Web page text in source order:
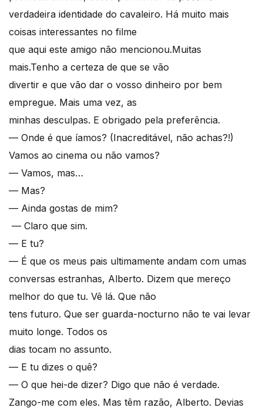
verdadeira identidade do cavaleiro. Há muito mais
coisas interessantes no filme
que aqui este amigo não mencionou.Muitas
mais.Tenho a certeza de que se vão
divertir e que vão dar o vosso dinheiro por bem
empregue. Mais uma vez, as
minhas desculpas. E obrigado pela preferência.
— Onde é que íamos? (Inacreditável, não achas?!)
Vamos ao cinema ou não vamos?
— Vamos, mas…
— Mas?
— Ainda gostas de mim?
— Claro que sim.
— E tu?
— É que os meus pais ultimamente andam com umas
conversas estranhas, Alberto. Dizem que mereço
melhor do que tu. Vê lá. Que não
tens futuro. Que ser guarda-nocturno não te vai levar
muito longe. Todos os
dias tocam no assunto.
— E tu dizes o quê?
— O que hei-de dizer? Digo que não é verdade.
Zango-me com eles. Mas têm razão, Alberto. Devias